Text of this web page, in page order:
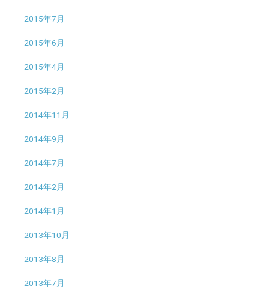
2015年7月
2015年6月
2015年4月
2015年2月
2014年11月
2014年9月
2014年7月
2014年2月
2014年1月
2013年10月
2013年8月
2013年7月